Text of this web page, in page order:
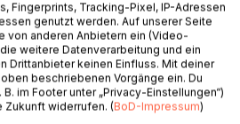
einer epischen Reise, die
seiner Vorstellungskraft führen
Wunderkindes und tauche ein in
und Geheimnisse.
Fingerprints, Tracking-Pixel, IP-Adressen
genutzt werden. Auf unserer Seite
von anderen Anbietern ein (Video-
weitere Datenverarbeitung und ein
Drittanbieter keinen Einfluss. Mit deiner
beschriebenen Vorgänge ein. Du
im Footer unter „Privacy-Einstellungen“)
Zukunft widerrufen. (BoD-Impressum)